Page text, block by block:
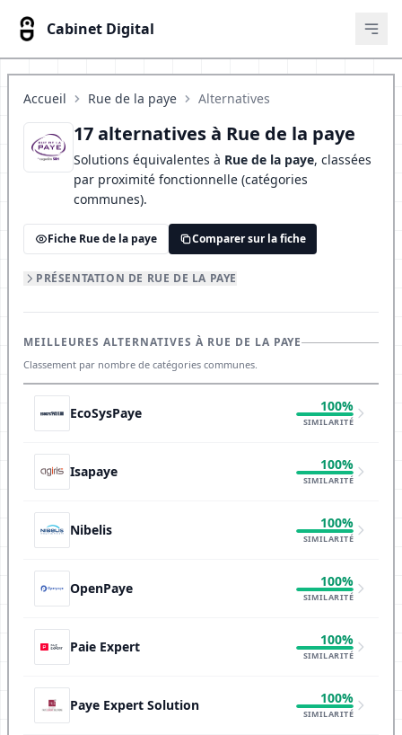
Cabinet Digital
Accueil Rue de la paye Alternatives
17 alternatives à Rue de la paye
Solutions équivalentes à Rue de la paye, classées
par proximité fonctionnelle (catégories
communes).
Fiche Rue de la paye Comparer sur la fiche
PRÉSENTATION DE RUE DE LA PAYE
MEILLEURES ALTERNATIVES À RUE DE LA PAYE
Classement par nombre de catégories communes.
EcoSysPaye 100%
SIMILARITÉ
Isapaye 100%
SIMILARITÉ
Nibelis 100%
SIMILARITÉ
OpenPaye 100%
SIMILARITÉ
Paie Expert 100%
SIMILARITÉ
Paye Expert Solution 100%
SIMILARITÉ